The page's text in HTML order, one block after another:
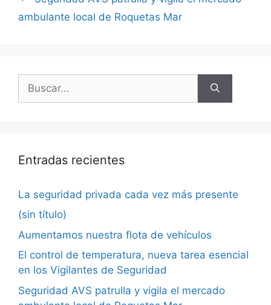
ambulante local de Roquetas Mar
Entradas recientes
La seguridad privada cada vez más presente
(sin título)
Aumentamos nuestra flota de vehículos
El control de temperatura, nueva tarea esencial
en los Vigilantes de Seguridad
Seguridad AVS patrulla y vigila el mercado